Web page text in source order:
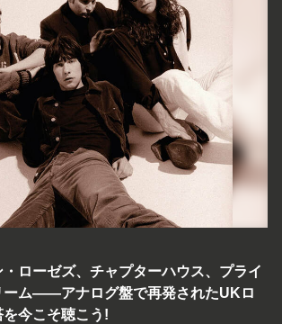
ローゼズ、チャプターハウス、プライ
ーム――アナログ盤で再発されたUKロ
を今こそ聴こう!